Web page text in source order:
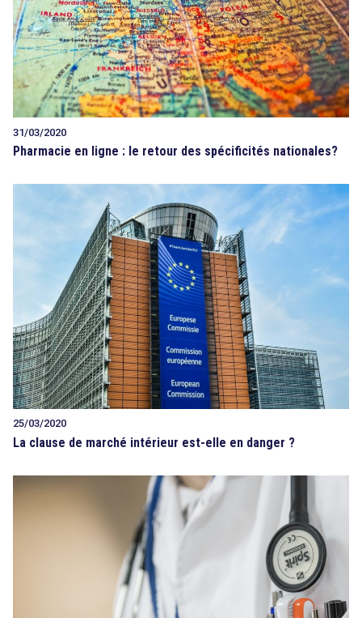
31/03/2020
Pharmacie en ligne : le retour des spécificités nationales?
25/03/2020
La clause de marché intérieur est-elle en danger ?